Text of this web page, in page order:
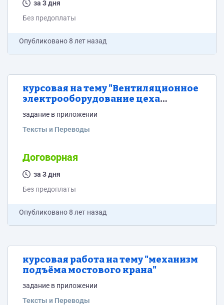
за 3 дня
Без предоплаты
Опубликовано8 лет назад
курсовая на тему "Вентиляционное
электрооборудование цеха
задание в приложении
Тексты и Переводы
Договорная
за 3 дня
Без предоплаты
Опубликовано8 лет назад
курсовая работа на тему "механизм
подъёма мостового крана"
задание в приложении
Тексты и Переводы